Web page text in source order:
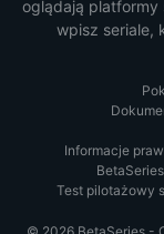
oglądają platformy
wpisz seriale,
Informacje
Test pilotażowy
© 2026 BetaSeries -